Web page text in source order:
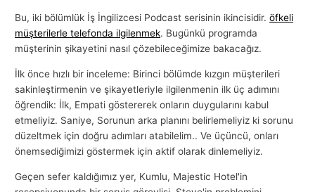
Bu, iki bölümlük İş İngilizcesi Podcast serisinin ikincisidir.öfkeli
müşterilerle telefonda ilgilenmek. Bugünkü programda
müşterinin şikayetini nasıl çözebileceğimize bakacağız.
İlk önce hızlı bir inceleme: Birinci bölümde kızgın müşterileri
sakinleştirmenin ve şikayetleriyle ilgilenmenin ilk üç adımını
öğrendik: İlk, Empati göstererek onların duygularını kabul
etmeliyiz. Saniye, Sorunun arka planını belirlemeliyiz ki sorunu
düzeltmek için doğru adımları atabilelim.. Ve üçüncü, onları
önemsediğimizi göstermek için aktif olarak dinlemeliyiz.
Geçen sefer kaldığımız yer, Kumlu, Majestic Hotel'in